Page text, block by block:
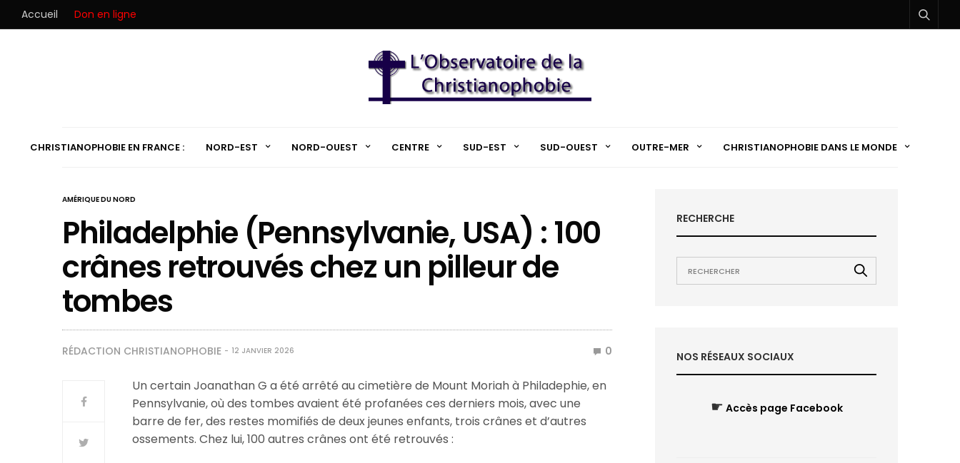
Accueil Don en ligne
CHRISTIANOPHOBIE EN FRANCE : NORD-EST NORD-OUEST CENTRE SUD-EST SUD-OUEST OUTRE-MER CHRISTIANOPHOBIE DANS LE MONDE
AMÉRIQUE DU NORD
Philadelphie (Pennsylvanie, USA) : 100
crânes retrouvés chez un pilleur de
tombes
RÉDACTION CHRISTIANOPHOBIE 12 JANVIER 2026 0
Un certain Joanathan G a été arrêté au cimetière de Mount Moriah à Philadephie, en
Pennsylvanie, où des tombes avaient été profanées ces derniers mois, avec une
barre de fer, des restes momifiés de deux jeunes enfants, trois crânes et d’autres
ossements. Chez lui, 100 autres crânes ont été retrouvés :
RECHERCHE
NOS RÉSEAUX SOCIAUX
☛ Accès page Facebook